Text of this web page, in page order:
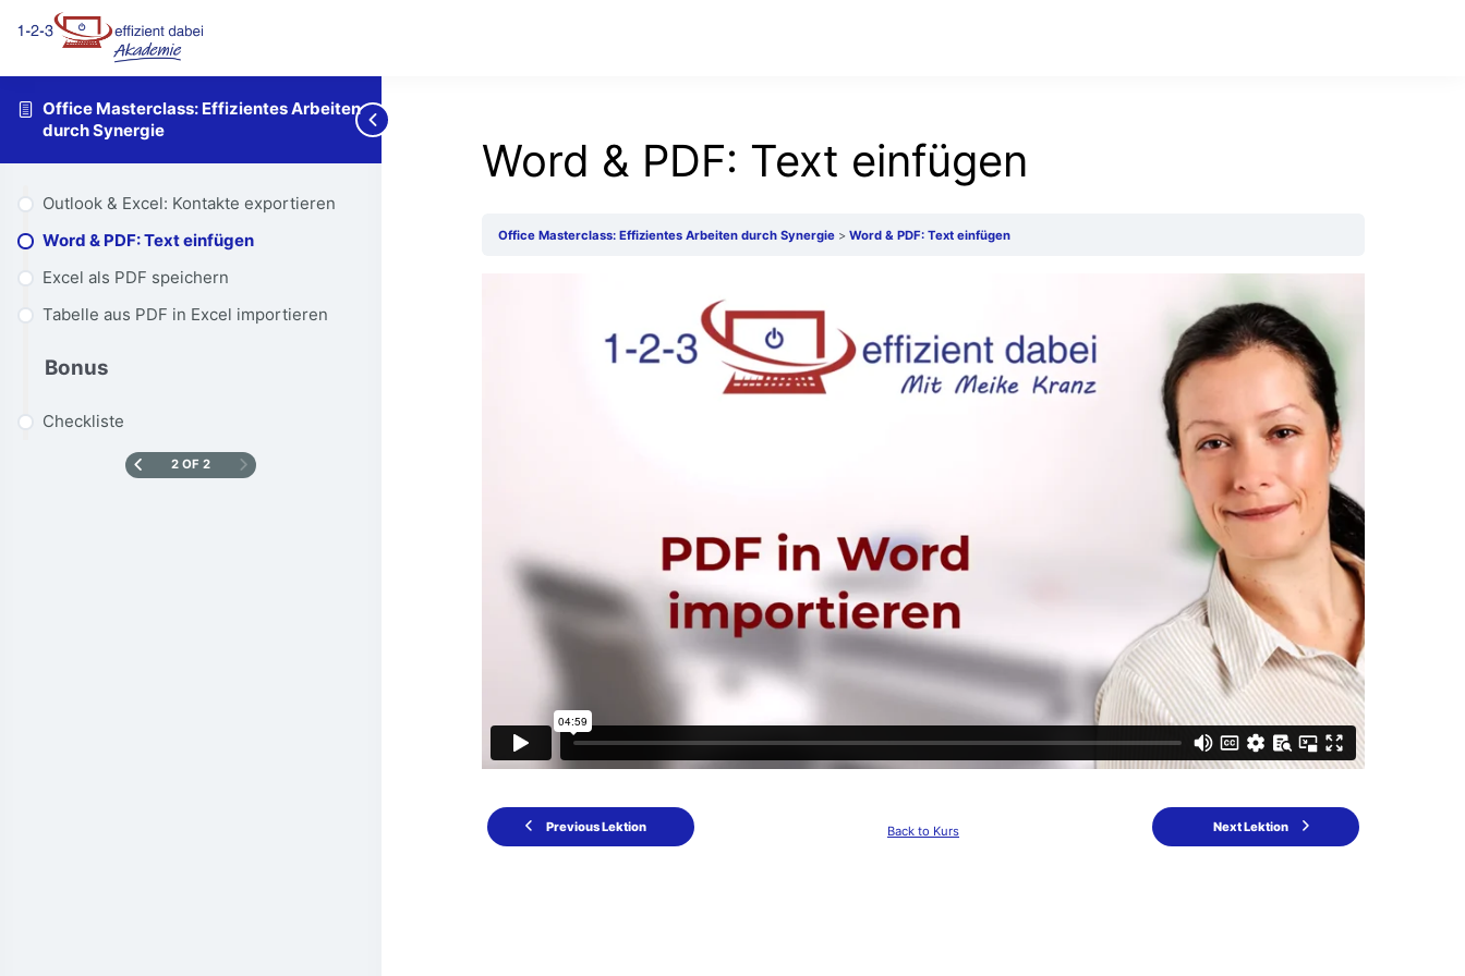
Office Masterclass: Effizientes Arbeiten
durch Synergie
Outlook & Excel: Kontakte exportieren
Word & PDF: Text einfügen
Excel als PDF speichern
Tabelle aus PDF in Excel importieren
Bonus
Checkliste
2 OF 2
Word & PDF: Text einfügen
Office Masterclass: Effizientes Arbeiten durch Synergie Word & PDF: Text einfügen
Previous Lektion Back to Kurs Next Lektion